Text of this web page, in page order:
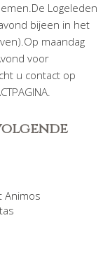
Logeleden
bijeen in het
maandag
voor
u contact op
Animos